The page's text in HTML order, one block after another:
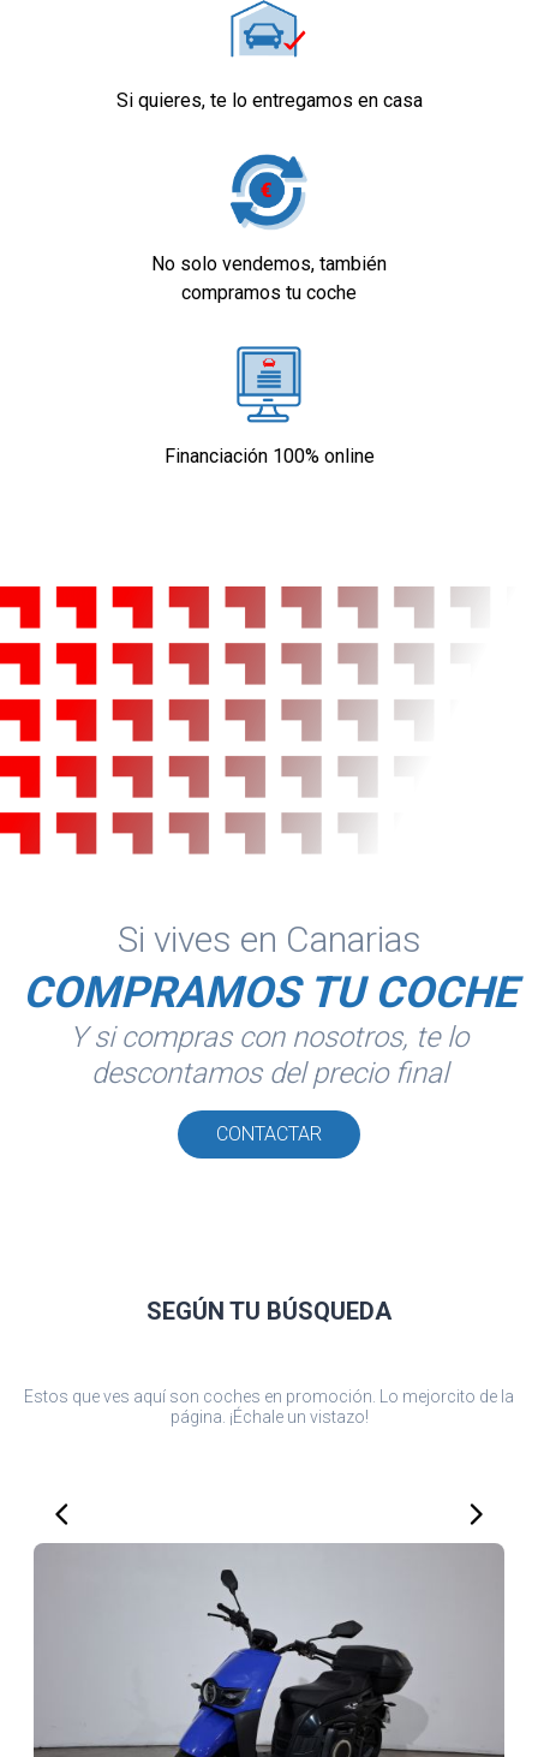
Indicador de baja presion de los neumáticos
Equipamiento orientativo basado en el
Si quieres, te lo entregamos en casa
No solo vendemos, también
compramos tu coche
Financiación 100% online
Si vives en Canarias
COMPRAMOS TU COCHE
Y si compras con nosotros, te lo
descontamos del precio final
CONTACTAR
SEGÚN TU BÚSQUEDA
Estos que ves aquí son coches en promoción. Lo mejorcito de la
página. ¡Échale un vistazo!